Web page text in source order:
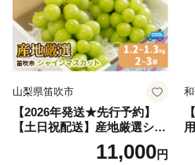
山梨県笛吹市
【2026年発送★先行予約】
【土日祝配送】産地厳選シャ
インマスカット1.2kg～1.3kg
（2房～3房）※沖縄・離島配
11,000円